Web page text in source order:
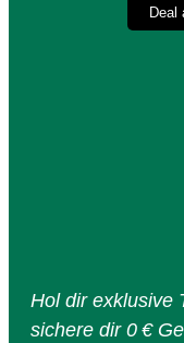
Hol dir exklusive
sichere dir 0 €
Deal